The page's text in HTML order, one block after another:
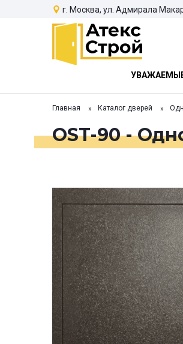
г. Москва, ул. Адмирала
Главная Каталог дверей
OST-90 -